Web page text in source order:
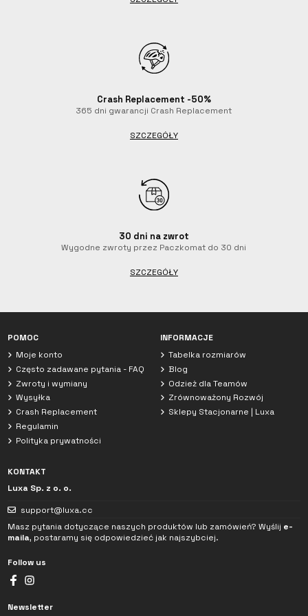
Crash Replacement -50%
365 dni gwarancji Crash Replacement
SZCZEGÓŁY
30 dni na zwrot
Wygodne zwroty przez Paczkomat do 30 dni
SZCZEGÓŁY
POMOC
Moje konto
Często zadawane pytania - FAQ
Zwroty i wymiany
Wysyłka
Crash Replacement
Regulamin
Polityka prywatności
INFORMACJE
Tabelka rozmiarów
Blog
Odzież dla Teamów
Zrównoważony Rozwój
Sklepy Stacjonarne | Luxa
KONTAKT
Luxa Sp. z o. o.
support@luxa.cc
Masz pytania dotyczące naszych produktów lub zamówień? Wyślij e-
maila, postaramy się odpowiedzieć jak najszybciej.
Zapoznałem/am się z
Follow us
Newsletter